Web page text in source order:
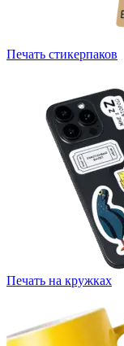
Печать стикерпаков
Печать на кружках